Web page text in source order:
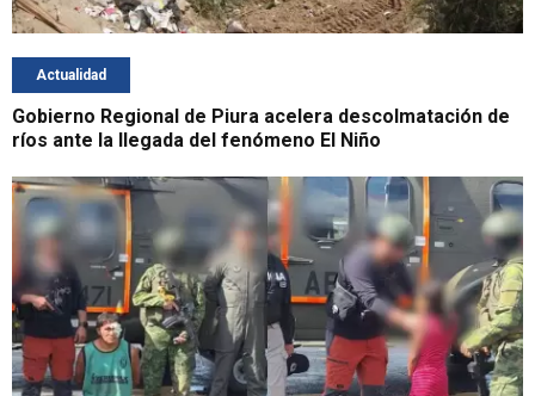
Actualidad
Gobierno Regional de Piura acelera descolmatación de
ríos ante la llegada del fenómeno El Niño